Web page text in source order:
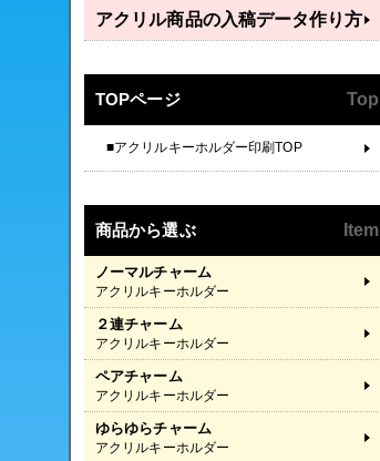
アクリル商品の入稿データ作り方
TOPページ Top
■アクリルキーホルダー印刷TOP
商品から選ぶ Item
ノーマルチャーム
アクリルキーホルダー
２連チャーム
アクリルキーホルダー
ペアチャーム
アクリルキーホルダー
ゆらゆらチャーム
アクリルキーホルダー